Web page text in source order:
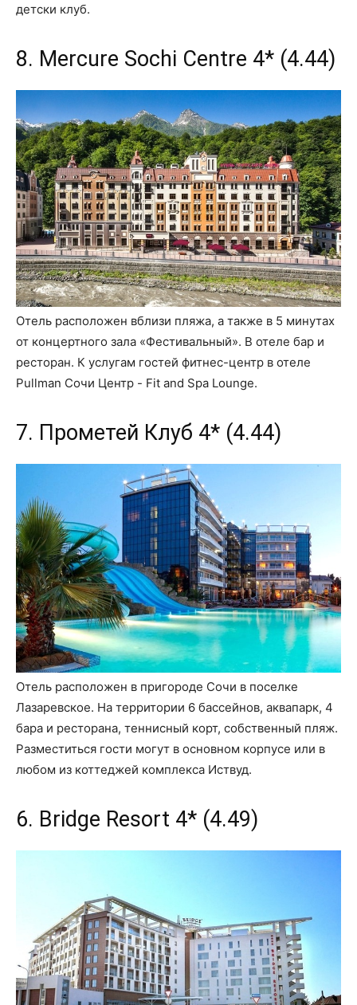
детски клуб.
8. Mercure Sochi Centre 4* (4.44)
Отель расположен вблизи пляжа, а также в 5 минутах
от концертного зала «Фестивальный». В отеле бар и
ресторан. К услугам гостей фитнес-центр в отеле
Pullman Сочи Центр - Fit and Spa Lounge.
7. Прометей Клуб 4* (4.44)
Отель расположен в пригороде Сочи в поселке
Лазаревское. На территории 6 бассейнов, аквапарк, 4
бара и ресторана, теннисный корт, собственный пляж.
Разместиться гости могут в основном корпусе или в
любом из коттеджей комплекса Иствуд.
6. Bridge Resort 4* (4.49)